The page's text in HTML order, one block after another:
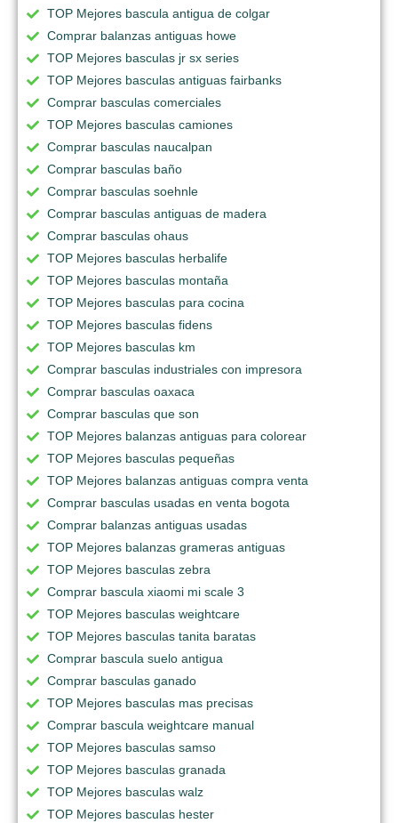
TOP Mejores bascula antigua de colgar
Comprar balanzas antiguas howe
TOP Mejores basculas jr sx series
TOP Mejores basculas antiguas fairbanks
Comprar basculas comerciales
TOP Mejores basculas camiones
Comprar basculas naucalpan
Comprar basculas baño
Comprar basculas soehnle
Comprar basculas antiguas de madera
Comprar basculas ohaus
TOP Mejores basculas herbalife
TOP Mejores basculas montaña
TOP Mejores basculas para cocina
TOP Mejores basculas fidens
TOP Mejores basculas km
Comprar basculas industriales con impresora
Comprar basculas oaxaca
Comprar basculas que son
TOP Mejores balanzas antiguas para colorear
TOP Mejores basculas pequeñas
TOP Mejores balanzas antiguas compra venta
Comprar basculas usadas en venta bogota
Comprar balanzas antiguas usadas
TOP Mejores balanzas grameras antiguas
TOP Mejores basculas zebra
Comprar bascula xiaomi mi scale 3
TOP Mejores basculas weightcare
TOP Mejores basculas tanita baratas
Comprar bascula suelo antigua
Comprar basculas ganado
TOP Mejores basculas mas precisas
Comprar bascula weightcare manual
TOP Mejores basculas samso
TOP Mejores basculas granada
TOP Mejores basculas walz
TOP Mejores basculas hester